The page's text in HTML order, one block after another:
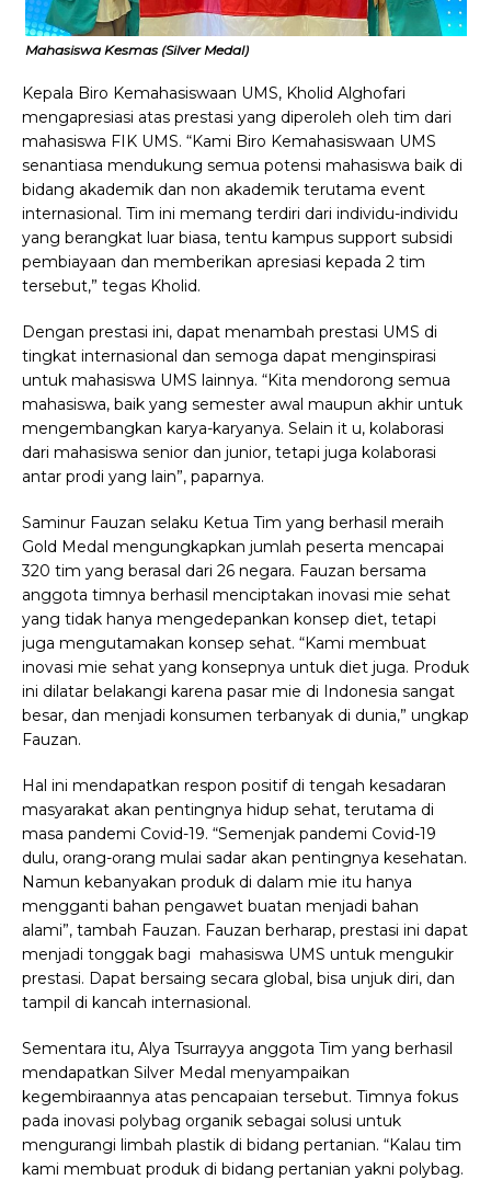
Mahasiswa Kesmas (Silver Medal)
Kepala Biro Kemahasiswaan UMS, Kholid Alghofari
mengapresiasi atas prestasi yang diperoleh oleh tim dari
mahasiswa FIK UMS. “Kami Biro Kemahasiswaan UMS
senantiasa mendukung semua potensi mahasiswa baik di
bidang akademik dan non akademik terutama event
internasional. Tim ini memang terdiri dari individu-individu
yang berangkat luar biasa, tentu kampus support subsidi
pembiayaan dan memberikan apresiasi kepada 2 tim
tersebut,” tegas Kholid.
Dengan prestasi ini, dapat menambah prestasi UMS di
tingkat internasional dan semoga dapat menginspirasi
untuk mahasiswa UMS lainnya. “Kita mendorong semua
mahasiswa, baik yang semester awal maupun akhir untuk
mengembangkan karya-karyanya. Selain it u, kolaborasi
dari mahasiswa senior dan junior, tetapi juga kolaborasi
antar prodi yang lain”, paparnya.
Saminur Fauzan selaku Ketua Tim yang berhasil meraih
Gold Medal mengungkapkan jumlah peserta mencapai
320 tim yang berasal dari 26 negara. Fauzan bersama
anggota timnya berhasil menciptakan inovasi mie sehat
yang tidak hanya mengedepankan konsep diet, tetapi
juga mengutamakan konsep sehat. “Kami membuat
inovasi mie sehat yang konsepnya untuk diet juga. Produk
ini dilatar belakangi karena pasar mie di Indonesia sangat
besar, dan menjadi konsumen terbanyak di dunia,” ungkap
Fauzan.
Hal ini mendapatkan respon positif di tengah kesadaran
masyarakat akan pentingnya hidup sehat, terutama di
masa pandemi Covid-19. “Semenjak pandemi Covid-19
dulu, orang-orang mulai sadar akan pentingnya kesehatan.
Namun kebanyakan produk di dalam mie itu hanya
mengganti bahan pengawet buatan menjadi bahan
alami”, tambah Fauzan. Fauzan berharap, prestasi ini dapat
menjadi tonggak bagi mahasiswa UMS untuk mengukir
prestasi. Dapat bersaing secara global, bisa unjuk diri, dan
tampil di kancah internasional.
Sementara itu, Alya Tsurrayya anggota Tim yang berhasil
mendapatkan Silver Medal menyampaikan
kegembiraannya atas pencapaian tersebut. Timnya fokus
pada inovasi polybag organik sebagai solusi untuk
mengurangi limbah plastik di bidang pertanian. “Kalau tim
kami membuat produk di bidang pertanian yakni polybag.